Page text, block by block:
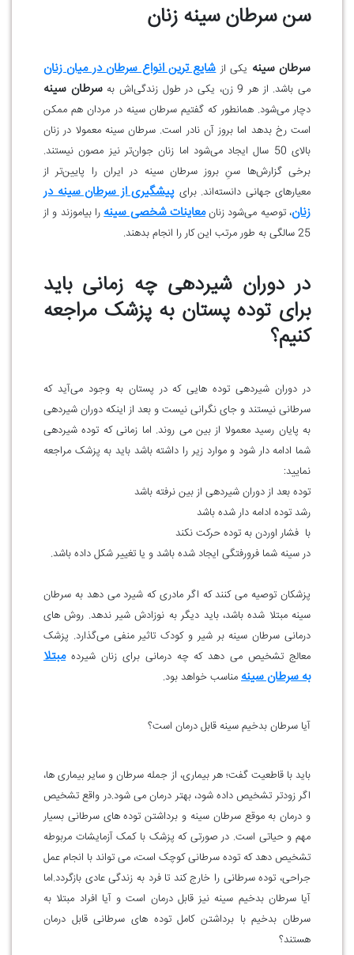
سن سرطان سینه زنان
سرطان سینه یکی ازشایع ‌ترین انواع سرطان در میان زنان
می باشد. از هر 9 زن، یکی در طول زندگی‌اش به سرطان سینه
دچار می‌شود. همانطور که گفتیم سرطان سینه در مردان هم ممکن
است رخ بدهد اما بروز آن نادر است. سرطان سینه معمولا در زنان
بالای 50 سال ایجاد می‌شود اما زنان جوان‌تر نیز مصون نیستند.
برخی گزارش‌ها سنِ بروز سرطان سینه در ایران را پایین‌تر از
معیارهای جهانی دانسته‌اند. برای پیشگیری از سرطان سینه در
زنان، توصیه می‌شود زنانمعاینات شخصی سینهرا بیاموزند و از
25 سالگی به طور مرتب این کار را انجام بدهند.
در دوران شیردهی چه زمانی باید
برای توده پستان به پزشک مراجعه
کنیم؟
در دوران شیردهی توده هایی که در پستان به وجود می‌آید که
سرطانی نیستند و جای نگرانی نیست و بعد از اینکه دوران شیردهی
به پایان رسید معمولا از بین می روند. اما زمانی که توده شیردهی
شما ادامه ‌دار شود و موارد زیر را داشته باشد باید به پزشک مراجعه
نمایید:
توده بعد از دوران شیردهی از بین نرفته باشد
رشد توده ادامه دار شده باشد
با فشار اوردن به توده حرکت نکند
در سینه شما فرورفتگی ایجاد شده باشد و یا تغییر شکل داده باشد.
پزشکان توصیه می‌ کنند که اگر مادری که شیرد می دهد به سرطان
سینه مبتلا شده باشد، باید دیگر به نوزادش شیر ندهد. روش های
درمانی سرطان سینه بر شیر و کودک تاثیر منفی می‌گذارد. پزشک
معالج تشخیص می دهد که چه درمانی برای زنان شیردهمبتلا
به سرطان سینه مناسب خواهد بود.
آیا سرطان بدخیم سینه قابل درمان است؟
باید با قاطعیت گفت؛ هر بیماری، از جمله سرطان و سایر بیماری ها،
اگر زودتر تشخیص داده شود، بهتر درمان می شود.در واقع تشخیص
و درمان به موقع سرطان سینه و برداشتن توده های سرطانی بسیار
مهم و حیاتی است. در صورتی که پزشک با کمک آزمایشات مربوطه
تشخیص دهد که توده سرطانی کوچک است، می تواند با انجام عمل
جراحی، توده سرطانی را خارج کند تا فرد به زندگی عادی بازگردد.اما
آیا سرطان بدخیم سینه نیز قابل درمان است و آیا افراد مبتلا به
سرطان بدخیم با برداشتن کامل توده های سرطانی قابل درمان
هستند؟